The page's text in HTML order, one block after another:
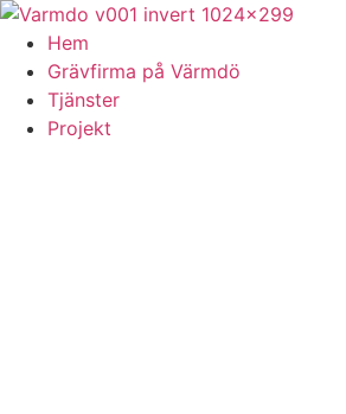
Skip
content
Hem
Grävfirma på Värmdö
Tjänster
Projekt